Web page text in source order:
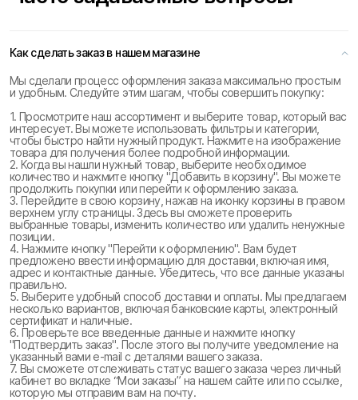
Как сделать заказ в нашем магазине
Мы сделали процесс оформления заказа максимально простым
и удобным. Следуйте этим шагам, чтобы совершить покупку:
1. Просмотрите наш ассортимент и выберите товар, который вас
интересует. Вы можете использовать фильтры и категории,
чтобы быстро найти нужный продукт. Нажмите на изображение
товара для получения более подробной информации.
2. Когда вы нашли нужный товар, выберите необходимое
количество и нажмите кнопку "Добавить в корзину". Вы можете
продолжить покупки или перейти к оформлению заказа.
3. Перейдите в свою корзину, нажав на иконку корзины в правом
верхнем углу страницы. Здесь вы сможете проверить
выбранные товары, изменить количество или удалить ненужные
позиции.
4. Нажмите кнопку "Перейти к оформлению". Вам будет
предложено ввести информацию для доставки, включая имя,
адрес и контактные данные. Убедитесь, что все данные указаны
правильно.
5. Выберите удобный способ доставки и оплаты. Мы предлагаем
несколько вариантов, включая банковские карты, электронный
сертификат и наличные.
6. Проверьте все введенные данные и нажмите кнопку
"Подтвердить заказ". После этого вы получите уведомление на
указанный вами e-mail с деталями вашего заказа.
7. Вы сможете отслеживать статус вашего заказа через личный
кабинет во вкладке “Мои заказы” на нашем сайте или по ссылке,
которую мы отправим вам на почту.